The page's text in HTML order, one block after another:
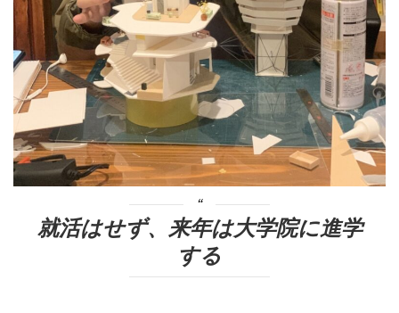
就活はせず、来年は大学院に進学
する